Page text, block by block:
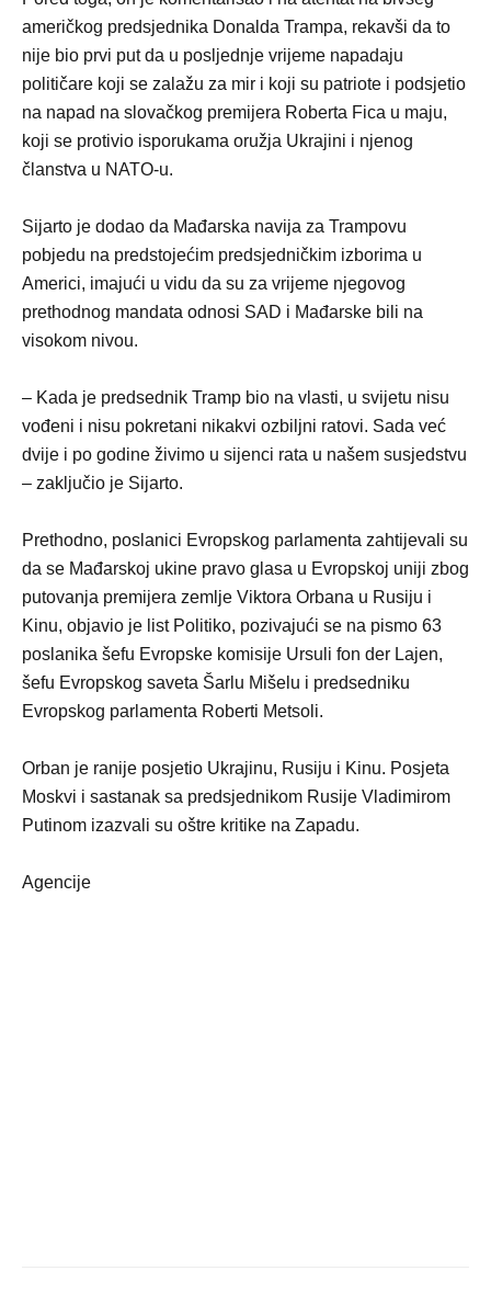
američkog predsjednika Donalda Trampa, rekavši da to
nije bio prvi put da u posljednje vrijeme napadaju
političare koji se zalažu za mir i koji su patriote i podsjetio
na napad na slovačkog premijera Roberta Fica u maju,
koji se protivio isporukama oružja Ukrajini i njenog
članstva u NATO-u.
Sijarto je dodao da Mađarska navija za Trampovu
pobjedu na predstojećim predsjedničkim izborima u
Americi, imajući u vidu da su za vrijeme njegovog
prethodnog mandata odnosi SAD i Mađarske bili na
visokom nivou.
– Kada je predsednik Tramp bio na vlasti, u svijetu nisu
vođeni i nisu pokretani nikakvi ozbiljni ratovi. Sada već
dvije i po godine živimo u sijenci rata u našem susjedstvu
– zaključio je Sijarto.
Prethodno, poslanici Evropskog parlamenta zahtijevali su
da se Mađarskoj ukine pravo glasa u Evropskoj uniji zbog
putovanja premijera zemlje Viktora Orbana u Rusiju i
Kinu, objavio je list Politiko, pozivajući se na pismo 63
poslanika šefu Evropske komisije Ursuli fon der Lajen,
šefu Evropskog saveta Šarlu Mišelu i predsedniku
Evropskog parlamenta Roberti Metsoli.
Orban je ranije posjetio Ukrajinu, Rusiju i Kinu. Posjeta
Moskvi i sastanak sa predsjednikom Rusije Vladimirom
Putinom izazvali su oštre kritike na Zapadu.
Agencije